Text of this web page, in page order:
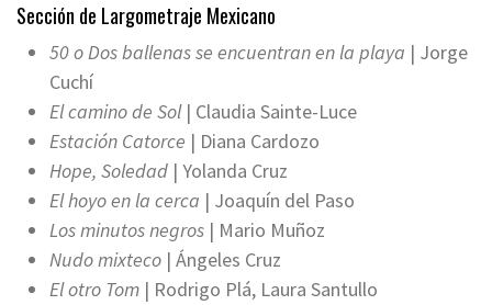
Sección de Largometraje Mexicano
50 o Dos ballenas se encuentran en la playa | Jorge
Cuchí
El camino de Sol| Claudia Sainte-Luce
Estación Catorce | Diana Cardozo
Hope, Soledad | Yolanda Cruz
El hoyo en la cerca | Joaquín del Paso
Los minutos negros | Mario Muñoz
Nudo mixteco | Ángeles Cruz
El otro Tom | Rodrigo Plá, Laura Santullo